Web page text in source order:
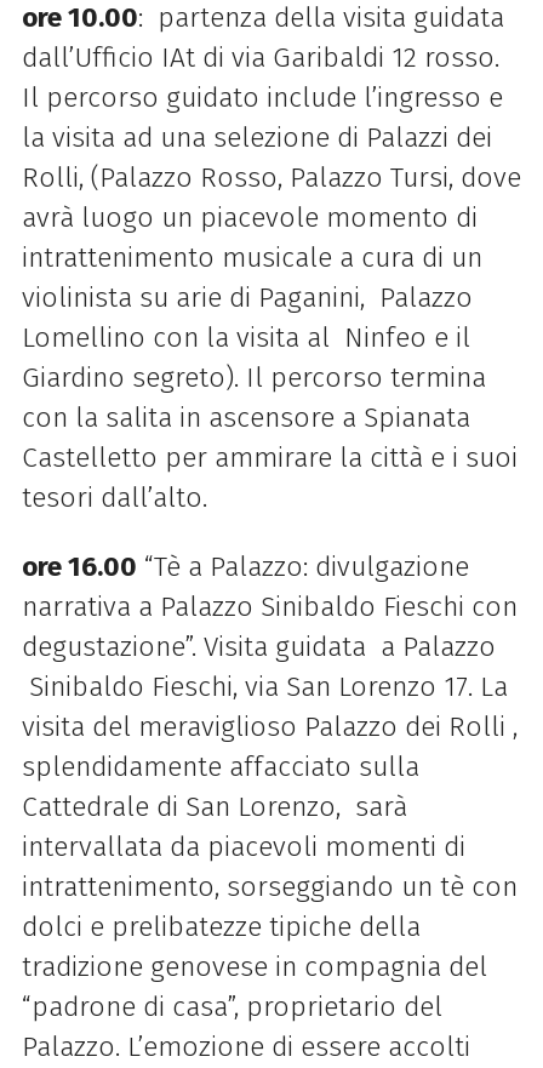
ore 10.00: partenza della visita guidata
dall’Ufficio IAt di via Garibaldi 12 rosso.
Il percorso guidato include l’ingresso e
la visita ad una selezione di Palazzi dei
Rolli, (Palazzo Rosso, Palazzo Tursi, dove
avrà luogo un piacevole momento di
intrattenimento musicale a cura di un
violinista su arie di Paganini, Palazzo
Lomellino con la visita al Ninfeo e il
Giardino segreto). Il percorso termina
con la salita in ascensore a Spianata
Castelletto per ammirare la città e i suoi
tesori dall’alto.
ore 16.00 “Tè a Palazzo: divulgazione
narrativa a Palazzo Sinibaldo Fieschi con
degustazione”. Visita guidata a Palazzo
Sinibaldo Fieschi, via San Lorenzo 17. La
visita del meraviglioso Palazzo dei Rolli ,
splendidamente affacciato sulla
Cattedrale di San Lorenzo, sarà
intervallata da piacevoli momenti di
intrattenimento, sorseggiando un tè con
dolci e prelibatezze tipiche della
tradizione genovese in compagnia del
“padrone di casa”, proprietario del
Palazzo. L’emozione di essere accolti